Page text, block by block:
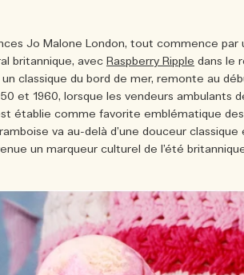
Jo Malone London, tout commence
britannique, avec Raspberry Ripple dans le
classique du bord de mer, remonte au
et 1960, lorsque les vendeurs ambulants
établie comme favorite emblématique
va au-delà d’une douceur
un marqueur culturel de l’été